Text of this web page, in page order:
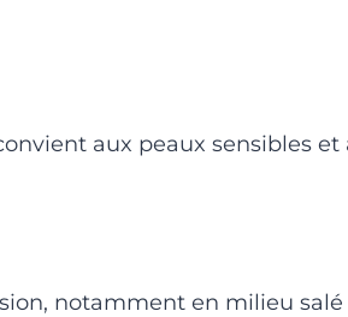
aux peaux sensibles
notamment en milieu